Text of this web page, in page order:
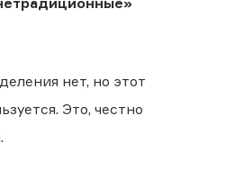
нет, но этот
Это, честно